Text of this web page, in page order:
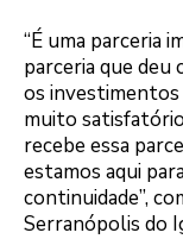
“É uma parceria
parceria que
os investimentos
muito
recebe essa
estamos aqui
continuidade”,
Serranópolis do